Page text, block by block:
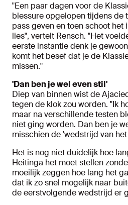
"Een paar dagen voor de
blessure opgelopen tijdens de
pass geven en toen schoot het
lies", vertelt Rensch. "Het
eerste instantie denk je
komt het besef dat je de
missen."
'Dan ben je wel even stil'
Diep van binnen wist de
tegen de klok zou worden. "Ik
maar na verschillende testen
niet ging worden. Dan ben je
misschien de 'wedstrijd van
Het is nog niet duidelijk hoe
Heitinga het moet stellen
moeilijk zeggen hoe lang het
dat ik zo snel mogelijk naar
de eerstvolgende wedstrijd er